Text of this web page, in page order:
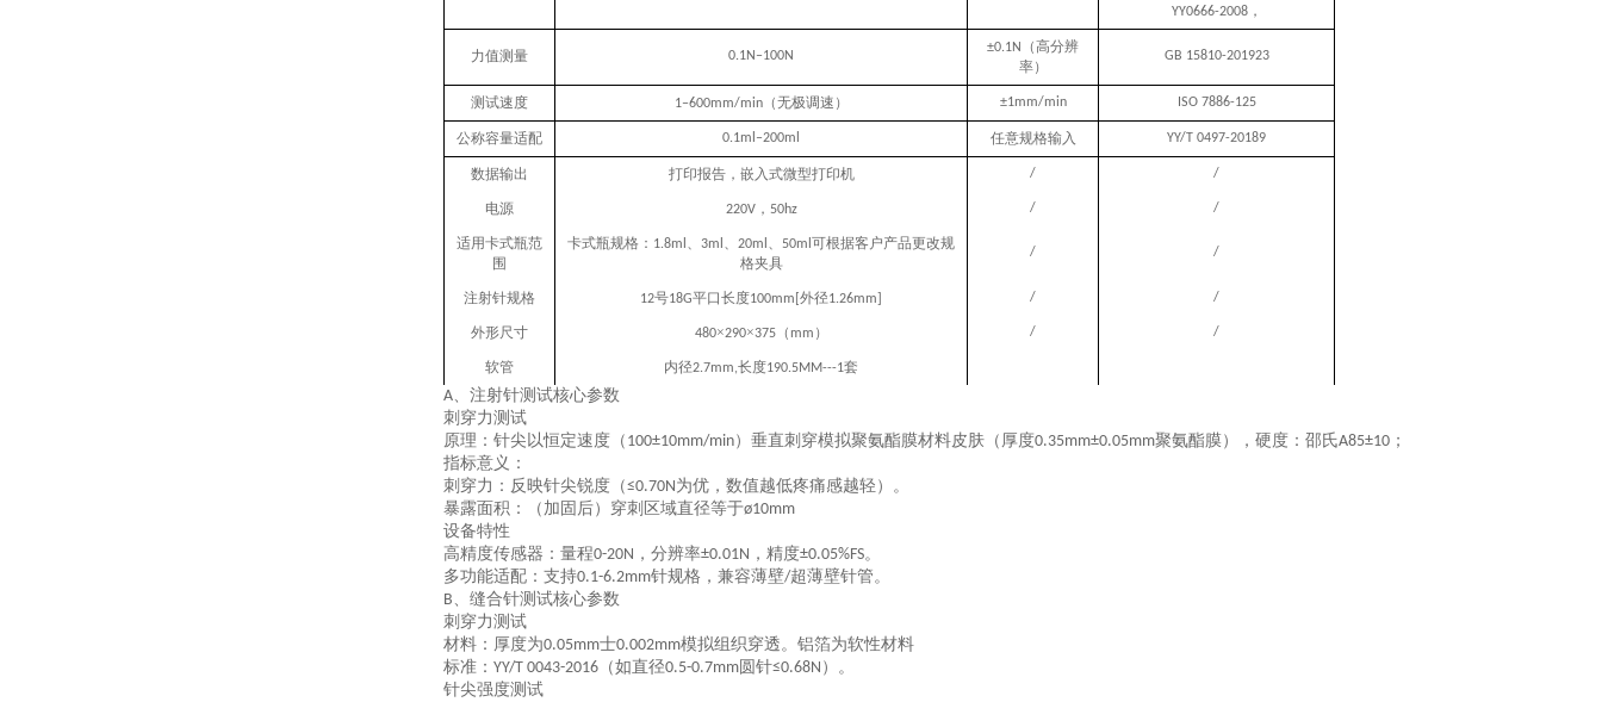
YY0666-2008，
力值测量 0.1N–100N
±0.1N
（高分辨
率）
GB 15810-2019‌23
测试速度 1–600mm/min（无极调速） ±1mm/min ISO 7886-1‌25
公称容量适配 0.1ml–200ml 任意规格输入 YY/T 0497-2018‌9
数据输出 打印报告，嵌入式微型打印机 / /
电源 220V， 50hz / /
适用卡式瓶范
围
卡式瓶规格： 1.8ml 、 3ml 、 20ml 、 50ml 可根据客户产品更改规
格夹具
/ /
注射针规格 12号18G平口长度100mm[ 外径1.26mm] / /
外形尺寸 480×290×375（ mm ） / /
软管 内径2.7mm,长度190.5MM---1套
A、 注射针测试核心参数
刺穿力测试
原理 ：针尖以恒定速度（ 100±10mm/min）垂直刺穿模拟聚氨酯膜材料皮肤（厚度0.35mm±0.05mm聚氨酯膜），硬度：邵氏A85±10 ；
指标意义 ：
刺穿力 ：反映针尖锐度（≤0.70N为优，数值越低疼痛感越轻） 。
暴露面积：（加固后）穿刺区域直径等于ø10mm
设备特性
高精度传感器 ：量程0-20N ，分辨率±0.01N ，精度±0.05%FS‌。
多功能适配 ：支持0.1-6.2mm针规格，兼容薄壁/超薄壁针管。
B、 缝合针测试核心参数
刺穿力测试
材料 ：厚度为0.05mm士0.002mm模拟组织穿透。铝箔为软性材料
标准 ： ‌YY/T 0043-2016‌ （如直径0.5-0.7mm 圆针≤0.68N ） 。
针尖强度测试